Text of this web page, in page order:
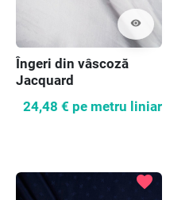
visibility
Îngeri din vâscoză
Jacquard
24,48 € pe metru liniar
favorite